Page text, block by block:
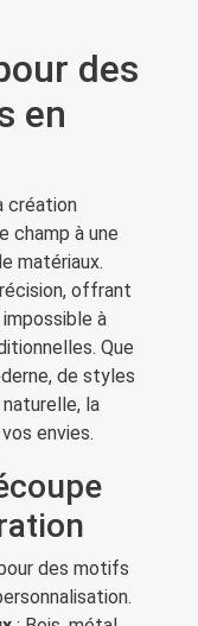
des
en
création
champ à une
matériaux.
offrant
à
Que
de styles
la
envies.
des motifs